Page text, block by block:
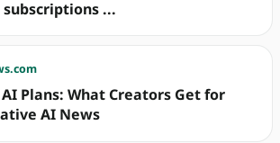
...
Plans: What Creators Get for
AI News